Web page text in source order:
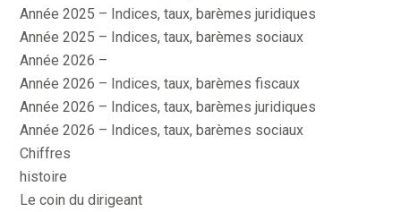
Année 2025 – Indices, taux, barèmes juridiques
Année 2025 – Indices, taux, barèmes sociaux
Année 2026 –
Année 2026 – Indices, taux, barèmes fiscaux
Année 2026 – Indices, taux, barèmes juridiques
Année 2026 – Indices, taux, barèmes sociaux
Chiffres
histoire
Le coin du dirigeant